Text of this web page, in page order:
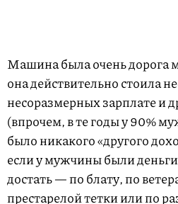
Машина была очень дорога
она действительно стоила
несоразмерных зарплате и
(впрочем, в те годы у 90%
было никакого «другого
если у мужчины были
достать — по блату, по
престарелой тетки или по